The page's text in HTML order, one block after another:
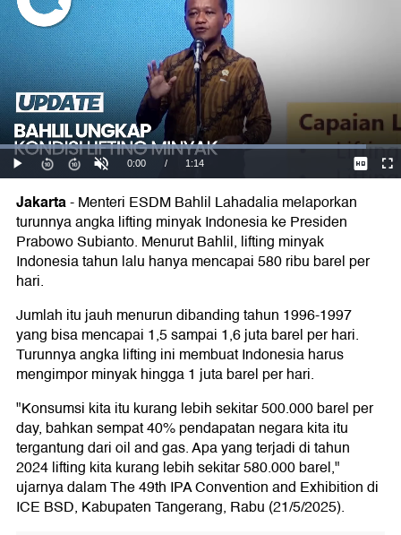
Jakarta-Menteri ESDM Bahlil Lahadalia melaporkan
turunnya angka lifting minyak Indonesia ke Presiden
Prabowo Subianto. Menurut Bahlil, lifting minyak
Indonesia tahun lalu hanya mencapai 580 ribu barel per
hari.
Jumlah itu jauh menurun dibanding tahun 1996-1997
yang bisa mencapai 1,5 sampai 1,6 juta barel per hari.
Turunnya angka lifting ini membuat Indonesia harus
mengimpor minyak hingga 1 juta barel per hari.
"Konsumsi kita itu kurang lebih sekitar 500.000 barel per
day, bahkan sempat 40% pendapatan negara kita itu
tergantung dari oil and gas. Apa yang terjadi di tahun
2024 lifting kita kurang lebih sekitar 580.000 barel,"
ujarnya dalam The 49th IPA Convention and Exhibition di
ICE BSD, Kabupaten Tangerang, Rabu (21/5/2025).